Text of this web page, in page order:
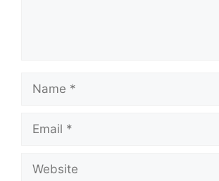
Name
Email
Website